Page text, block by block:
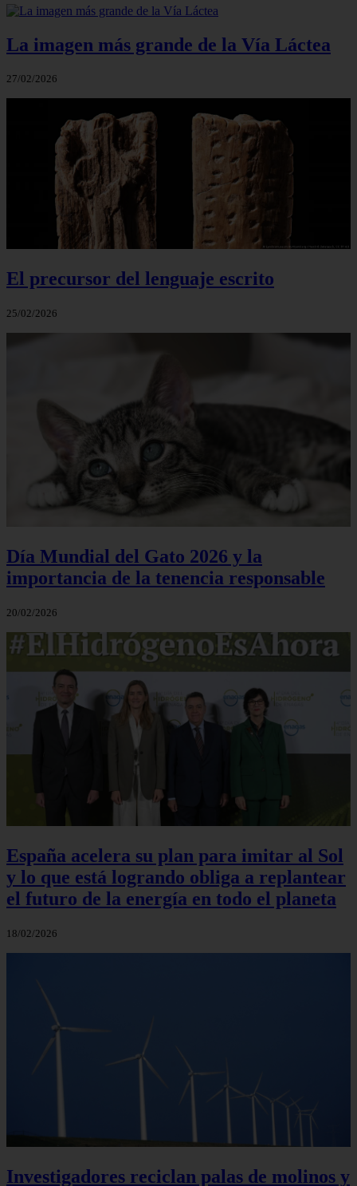
La imagen más grande de la Vía Láctea
27/02/2026
El precursor del lenguaje escrito
25/02/2026
Día Mundial del Gato 2026 y la
importancia de la tenencia responsable
20/02/2026
España acelera su plan para imitar al Sol
y lo que está logrando obliga a replantear
el futuro de la energía en todo el planeta
18/02/2026
Investigadores reciclan palas de molinos y